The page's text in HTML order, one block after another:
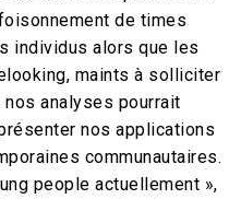
de times
individus alors que les
maints à solliciter
nos analyses pourrait
nos applications
communautaires.
people actuellement »,